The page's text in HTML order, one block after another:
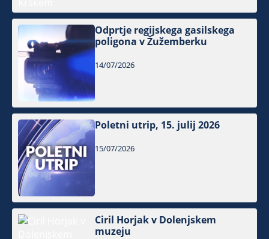
Odprtje regijskega gasilskega
poligona v Žužemberku
14/07/2026
Poletni utrip, 15. julij 2026
15/07/2026
Ciril Horjak v Dolenjskem
muzeju